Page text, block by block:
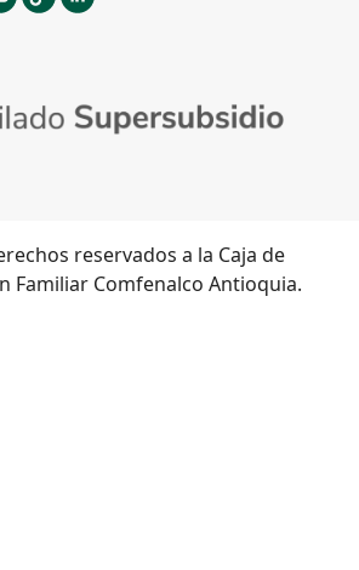
reservados a la Caja de
Familiar Comfenalco Antioquia.